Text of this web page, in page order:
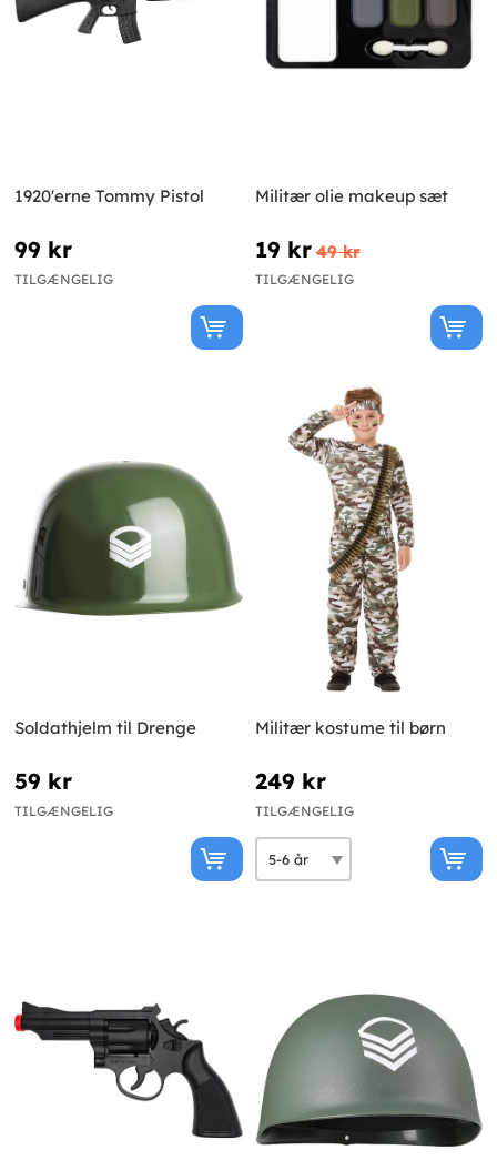
1920'erne Tommy Pistol
99 kr
TILGÆNGELIG
Militær olie makeup sæt
19 kr 49 kr
TILGÆNGELIG
Soldathjelm til Drenge
59 kr
TILGÆNGELIG
Militær kostume til børn
249 kr
TILGÆNGELIG